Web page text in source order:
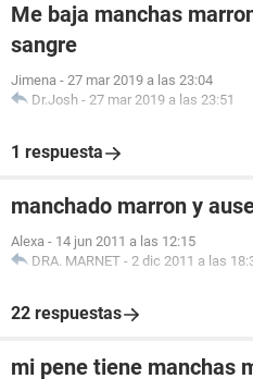
Me baja manchas
sangre
Jimena - 27 mar 2019 a las 23:04
Dr.Josh - 27 mar 2019 a las 23:51
1 respuesta
manchado marron y
Alexa - 14 jun 2011 a las 12:15
DRA. MARNET - 2 dic 2011 a las
22 respuestas
mi pene tiene manchas